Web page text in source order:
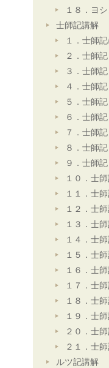
１８．ヨ
士師記講解
１．士師
２．士師
３．士師
４．士師
５．士師
６．士師
７．士師
８．士師
９．士師
１０．士
１１．士
１２．士
１３．士
１４．士
１５．士
１６．士
１７．士
１８．士
１９．士
２０．士
２１．士
ルツ記講解